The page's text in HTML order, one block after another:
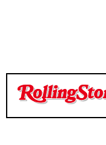
TEMPO DI LETTURA
TEMPO DI LETTURA